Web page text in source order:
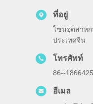
ที่อยู่
โซนอุตสาหก
ประเทศจีน
โทรศัพท์
86--
อีเมล